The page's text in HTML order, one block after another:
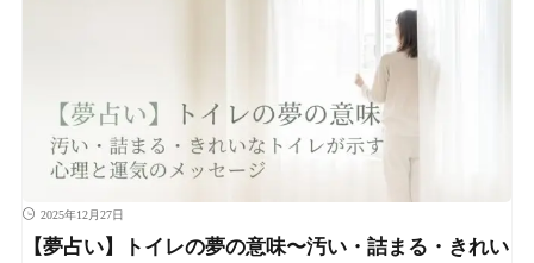
2025年12月27日
【夢占い】トイレの夢の意味〜汚い・詰まる・きれい